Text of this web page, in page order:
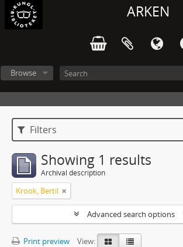
ARKEN
Browse
Filters
Showing 1 results
Archival description
Krook, Bertil
Advanced search options
Print preview
View: